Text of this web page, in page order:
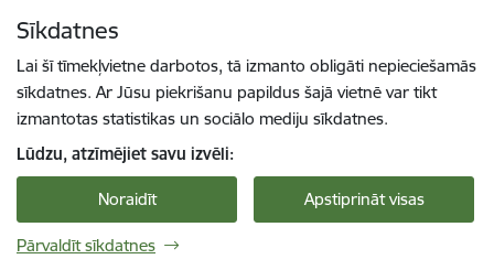
Sīkdatnes
Lai šī tīmekļvietne darbotos, tā izmanto obligāti nepieciešamās
sīkdatnes. Ar Jūsu piekrišanu papildus šajā vietnē var tikt
izmantotas statistikas un sociālo mediju sīkdatnes.
Lūdzu, atzīmējiet savu izvēli:
Noraidīt Apstiprināt visas
Pārvaldīt sīkdatnes